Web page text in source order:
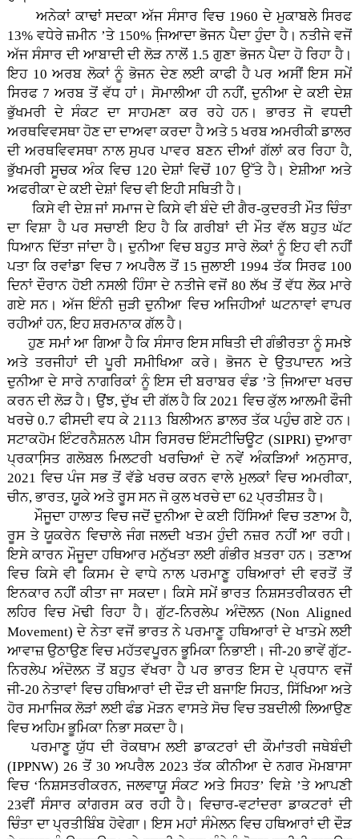
ਅਨੇਕਾਂ ਕਾਢਾਂ ਸਦਕਾ ਅੱਜ ਸੰਸਾਰ ਵਿਚ 1960 ਦੇ ਮੁਕਾਬਲੇ ਸਿਰਫ
13% ਵਧੇਰੇ ਜ਼ਮੀਨ ’ਤੇ 150% ਜਿ਼ਆਦਾ ਭੋਜਨ ਪੈਦਾ ਹੁੰਦਾ ਹੈ। ਨਤੀਜੇ ਵਜੋਂ
ਅੱਜ ਸੰਸਾਰ ਦੀ ਆਬਾਦੀ ਦੀ ਲੋੜ ਨਾਲੋਂ 1.5 ਗੁਣਾ ਭੋਜਨ ਪੈਦਾ ਹੋ ਰਿਹਾ ਹੈ।
ਇਹ 10 ਅਰਬ ਲੋਕਾਂ ਨੂੰ ਭੋਜਨ ਦੇਣ ਲਈ ਕਾਫੀ ਹੈ ਪਰ ਅਸੀਂ ਇਸ ਸਮੇਂ
ਸਿਰਫ 7 ਅਰਬ ਤੋਂ ਵੱਧ ਹਾਂ। ਸੋਮਾਲੀਆ ਹੀ ਨਹੀਂ, ਦੁਨੀਆ ਦੇ ਕਈ ਦੇਸ਼
ਭੁੱਖਮਰੀ ਦੇ ਸੰਕਟ ਦਾ ਸਾਹਮਣਾ ਕਰ ਰਹੇ ਹਨ। ਭਾਰਤ ਜੋ ਵਧਦੀ
ਅਰਥਵਿਵਸਥਾ ਹੋਣ ਦਾ ਦਾਅਵਾ ਕਰਦਾ ਹੈ ਅਤੇ 5 ਖਰਬ ਅਮਰੀਕੀ ਡਾਲਰ
ਦੀ ਅਰਥਵਿਵਸਥਾ ਨਾਲ ਸੁਪਰ ਪਾਵਰ ਬਣਨ ਦੀਆਂ ਗੱਲਾਂ ਕਰ ਰਿਹਾ ਹੈ,
ਭੁੱਖਮਰੀ ਸੂਚਕ ਅੰਕ ਵਿਚ 120 ਦੇਸ਼ਾਂ ਵਿਚੋਂ 107 ਉੱਤੇ ਹੈ। ਏਸ਼ੀਆ ਅਤੇ
ਅਫਰੀਕਾ ਦੇ ਕਈ ਦੇਸ਼ਾਂ ਵਿਚ ਵੀ ਇਹੀ ਸਥਿਤੀ ਹੈ।
ਕਿਸੇ ਵੀ ਦੇਸ਼ ਜਾਂ ਸਮਾਜ ਦੇ ਕਿਸੇ ਵੀ ਬੰਦੇ ਦੀ ਗੈਰ-ਕੁਦਰਤੀ ਮੌਤ ਚਿੰਤਾ
ਦਾ ਵਿਸ਼ਾ ਹੈ ਪਰ ਸਚਾਈ ਇਹ ਹੈ ਕਿ ਗਰੀਬਾਂ ਦੀ ਮੌਤ ਵੱਲ ਬਹੁਤ ਘੱਟ
ਧਿਆਨ ਦਿੱਤਾ ਜਾਂਦਾ ਹੈ। ਦੁਨੀਆ ਵਿਚ ਬਹੁਤ ਸਾਰੇ ਲੋਕਾਂ ਨੂੰ ਇਹ ਵੀ ਨਹੀਂ
ਪਤਾ ਕਿ ਰਵਾਂਡਾ ਵਿਚ 7 ਅਪਰੈਲ ਤੋਂ 15 ਜੁਲਾਈ 1994 ਤੱਕ ਸਿਰਫ 100
ਦਿਨਾਂ ਦੌਰਾਨ ਹੋਈ ਨਸਲੀ ਹਿੰਸਾ ਦੇ ਨਤੀਜੇ ਵਜੋਂ 80 ਲੱਖ ਤੋਂ ਵੱਧ ਲੋਕ ਮਾਰੇ
ਗਏ ਸਨ। ਅੱਜ ਇੰਨੀ ਜੁੜੀ ਦੁਨੀਆ ਵਿਚ ਅਜਿਹੀਆਂ ਘਟਨਾਵਾਂ ਵਾਪਰ
ਰਹੀਆਂ ਹਨ, ਇਹ ਸ਼ਰਮਨਾਕ ਗੱਲ ਹੈ।
ਹੁਣ ਸਮਾਂ ਆ ਗਿਆ ਹੈ ਕਿ ਸੰਸਾਰ ਇਸ ਸਥਿਤੀ ਦੀ ਗੰਭੀਰਤਾ ਨੂੰ ਸਮਝੇ
ਅਤੇ ਤਰਜੀਹਾਂ ਦੀ ਪੂਰੀ ਸਮੀਖਿਆ ਕਰੇ। ਭੋਜਨ ਦੇ ਉਤਪਾਦਨ ਅਤੇ
ਦੁਨੀਆ ਦੇ ਸਾਰੇ ਨਾਗਰਿਕਾਂ ਨੂੰ ਇਸ ਦੀ ਬਰਾਬਰ ਵੰਡ ’ਤੇ ਜਿ਼ਆਦਾ ਖਰਚ
ਕਰਨ ਦੀ ਲੋੜ ਹੈ। ਉਂਝ, ਦੁੱਖ ਦੀ ਗੱਲ ਹੈ ਕਿ 2021 ਵਿਚ ਕੁੱਲ ਆਲਮੀ ਫੌਜੀ
ਖਰਚੇ 0.7 ਫੀਸਦੀ ਵਧ ਕੇ 2113 ਬਿਲੀਅਨ ਡਾਲਰ ਤੱਕ ਪਹੁੰਚ ਗਏ ਹਨ।
ਸਟਾਕਹੋਮ ਇੰਟਰਨੈਸ਼ਨਲ ਪੀਸ ਰਿਸਰਚ ਇੰਸਟੀਚਿਊਟ (SIPRI) ਦੁਆਰਾ
ਪ੍ਰਕਾਸਿ਼ਤ ਗਲੋਬਲ ਮਿਲਟਰੀ ਖਰਚਿਆਂ ਦੇ ਨਵੇਂ ਅੰਕੜਿਆਂ ਅਨੁਸਾਰ,
2021 ਵਿਚ ਪੰਜ ਸਭ ਤੋਂ ਵੱਡੇ ਖਰਚ ਕਰਨ ਵਾਲੇ ਮੁਲਕਾਂ ਵਿਚ ਅਮਰੀਕਾ,
ਚੀਨ, ਭਾਰਤ, ਯੂਕੇ ਅਤੇ ਰੂਸ ਸਨ ਜੋ ਕੁਲ ਖਰਚੇ ਦਾ 62 ਪ੍ਰਤੀਸ਼ਤ ਹੈ।
ਮੌਜੂਦਾ ਹਾਲਾਤ ਵਿਚ ਜਦੋਂ ਦੁਨੀਆ ਦੇ ਕਈ ਹਿੱਸਿਆਂ ਵਿਚ ਤਣਾਅ ਹੈ,
ਰੂਸ ਤੇ ਯੂਕਰੇਨ ਵਿਚਾਲੇ ਜੰਗ ਜਲਦੀ ਖਤਮ ਹੁੰਦੀ ਨਜ਼ਰ ਨਹੀਂ ਆ ਰਹੀ।
ਇਸੇ ਕਾਰਨ ਮੌਜੂਦਾ ਹਥਿਆਰ ਮਨੁੱਖਤਾ ਲਈ ਗੰਭੀਰ ਖ਼ਤਰਾ ਹਨ। ਤਣਾਅ
ਵਿਚ ਕਿਸੇ ਵੀ ਕਿਸਮ ਦੇ ਵਾਧੇ ਨਾਲ ਪਰਮਾਣੂ ਹਥਿਆਰਾਂ ਦੀ ਵਰਤੋਂ ਤੋਂ
ਇਨਕਾਰ ਨਹੀਂ ਕੀਤਾ ਜਾ ਸਕਦਾ। ਕਿਸੇ ਸਮੇਂ ਭਾਰਤ ਨਿਸ਼ਸਤਰੀਕਰਨ ਦੀ
ਲਹਿਰ ਵਿਚ ਮੋਢੀ ਰਿਹਾ ਹੈ। ਗੁੱਟ-ਨਿਰਲੇਪ ਅੰਦੋਲਨ (Non Aligned
Movement) ਦੇ ਨੇਤਾ ਵਜੋਂ ਭਾਰਤ ਨੇ ਪਰਮਾਣੂ ਹਥਿਆਰਾਂ ਦੇ ਖਾਤਮੇ ਲਈ
ਆਵਾਜ਼ ਉਠਾਉਣ ਵਿਚ ਮਹੱਤਵਪੂਰਨ ਭੂਮਿਕਾ ਨਿਭਾਈ। ਜੀ-20 ਭਾਵੇਂ ਗੁੱਟ-
ਨਿਰਲੇਪ ਅੰਦੋਲਨ ਤੋਂ ਬਹੁਤ ਵੱਖਰਾ ਹੈ ਪਰ ਭਾਰਤ ਇਸ ਦੇ ਪ੍ਰਧਾਨ ਵਜੋਂ
ਜੀ-20 ਨੇਤਾਵਾਂ ਵਿਚ ਹਥਿਆਰਾਂ ਦੀ ਦੌੜ ਦੀ ਬਜਾਇ ਸਿਹਤ, ਸਿੱਖਿਆ ਅਤੇ
ਹੋਰ ਸਮਾਜਿਕ ਲੋੜਾਂ ਲਈ ਫੰਡ ਮੋੜਨ ਵਾਸਤੇ ਸੋਚ ਵਿਚ ਤਬਦੀਲੀ ਲਿਆਉਣ
ਵਿਚ ਅਹਿਮ ਭੂਮਿਕਾ ਨਿਭਾ ਸਕਦਾ ਹੈ।
ਪਰਮਾਣੂ ਯੁੱਧ ਦੀ ਰੋਕਥਾਮ ਲਈ ਡਾਕਟਰਾਂ ਦੀ ਕੌਮਾਂਤਰੀ ਜਥੇਬੰਦੀ
(IPPNW) 26 ਤੋਂ 30 ਅਪਰੈਲ 2023 ਤੱਕ ਕੀਨੀਆ ਦੇ ਨਗਰ ਮੋਮਬਾਸਾ
ਵਿਚ ‘ਨਿਸ਼ਸਤਰੀਕਰਨ, ਜਲਵਾਯੂ ਸੰਕਟ ਅਤੇ ਸਿਹਤ’ ਵਿਸ਼ੇ ’ਤੇ ਆਪਣੀ
23ਵੀਂ ਸੰਸਾਰ ਕਾਂਗਰਸ ਕਰ ਰਹੀ ਹੈ। ਵਿਚਾਰ-ਵਟਾਂਦਰਾ ਡਾਕਟਰਾਂ ਦੀ
ਚਿੰਤਾ ਦਾ ਪ੍ਰਤੀਬਿੰਬ ਹੋਵੇਗਾ। ਇਸ ਮਹਾਂ ਸੰਮੇਲਨ ਵਿਚ ਹਥਿਆਰਾਂ ਦੀ ਦੌੜ